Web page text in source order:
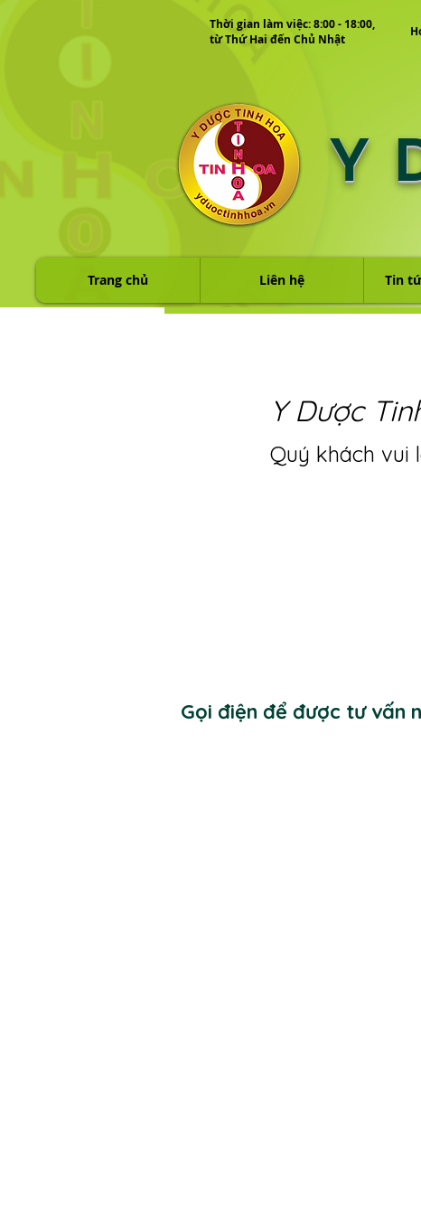
Thời gian làm việc: 8:00 - 18:00,
từ Thứ Hai đến Chủ Nhật
Y
Trang chủ Liên hệ Tin
Y Dược
Quý khách
Gọi điện để được tư vấn